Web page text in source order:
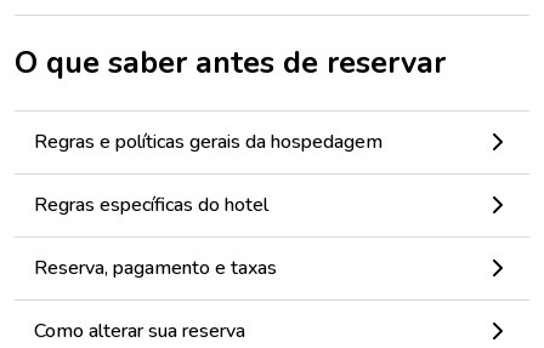
O que saber antes de reservar
Regras e políticas gerais da hospedagem
Regras específicas do hotel
Reserva, pagamento e taxas
Como alterar sua reserva